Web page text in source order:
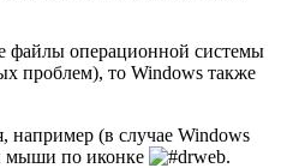
файлы операционной системы
проблем), то Windows также
, например (в случае Windows
мыши по иконке
.